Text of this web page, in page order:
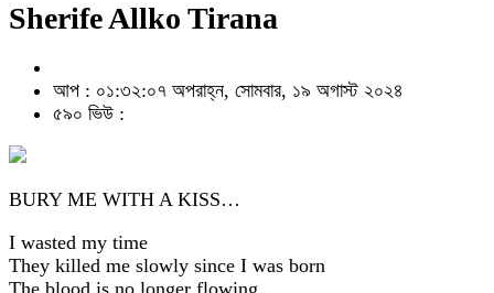
Sherife Allko Tirana
আপ : ০১:৩২:০৭ অপরাহ্ন, সোমবার, ১৯ অগাস্ট ২০২৪
৫৯০ ভিউ :
BURY ME WITH A KISS…
I wasted my time
They killed me slowly since I was born
The blood is no longer flowing,